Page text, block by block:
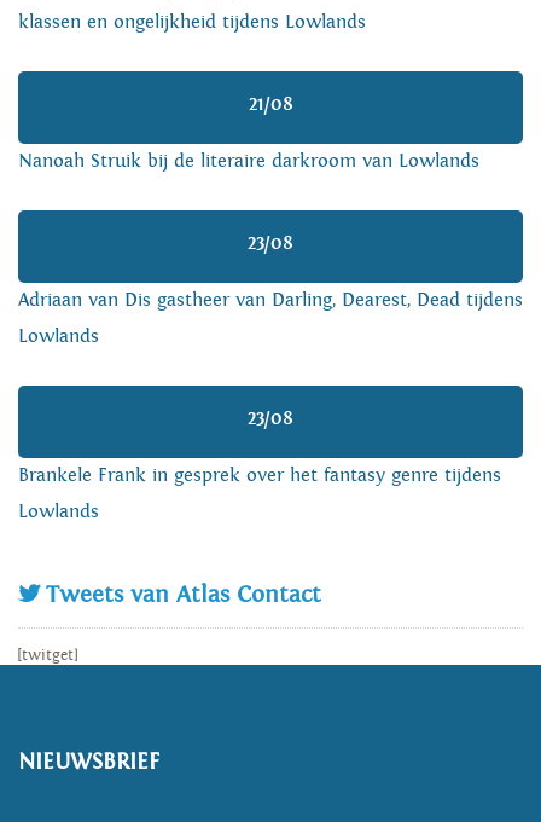
klassen en ongelijkheid tijdens Lowlands
21/08
Nanoah Struik bij de literaire darkroom van Lowlands
23/08
Adriaan van Dis gastheer van Darling, Dearest, Dead tijdens
Lowlands
23/08
Brankele Frank in gesprek over het fantasy genre tijdens
Lowlands
Tweets van Atlas Contact
[twitget]
NIEUWSBRIEF